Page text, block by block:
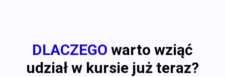
DLACZEGO warto wziąć
udział w kursie już teraz?